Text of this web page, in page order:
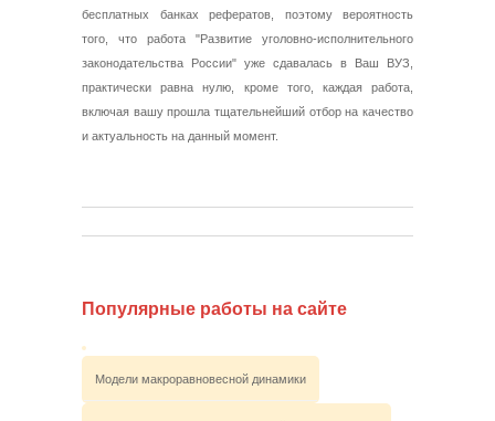
бесплатных банках рефератов, поэтому вероятность
того, что работа "Развитие уголовно-исполнительного
законодательства России" уже сдавалась в Ваш ВУЗ,
практически равна нулю, кроме того, каждая работа,
включая вашу прошла тщательнейший отбор на качество
и актуальность на данный момент.
Популярные работы на сайте
Модели макроравновесной динамики